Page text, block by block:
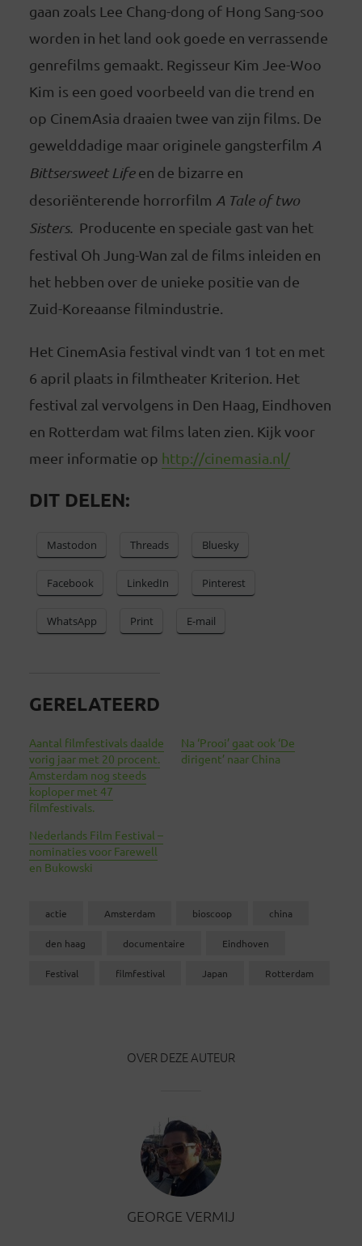
gaan zoals Lee Chang-dong of Hong Sang-soo
worden in het land ook goede en verrassende
genrefilms gemaakt. Regisseur Kim Jee-Woo
Kim is een goed voorbeeld van die trend en
op CinemAsia draaien twee van zijn films. De
gewelddadige maar originele gangsterfilm A
Bittsersweet Lifeen de bizarre en
desoriënterende horrorfilm A Tale of two
Sisters. Producente en speciale gast van het
festival Oh Jung-Wan zal de films inleiden en
het hebben over de unieke positie van de
Zuid-Koreaanse filmindustrie.
Het CinemAsia festival vindt van 1 tot en met
6 april plaats in filmtheater Kriterion. Het
festival zal vervolgens in Den Haag, Eindhoven
en Rotterdam wat films laten zien. Kijk voor
meer informatie op http://cinemasia.nl/
DIT DELEN:
Mastodon Threads Bluesky
Facebook LinkedIn Pinterest
WhatsApp Print E-mail
GERELATEERD
Aantal filmfestivals daalde
vorig jaar met 20 procent.
Amsterdam nog steeds
koploper met 47
filmfestivals.
Na ‘Prooi’ gaat ook ‘De
dirigent’ naar China
Nederlands Film Festival –
nominaties voor Farewell
en Bukowski
actie Amsterdam bioscoop china
den haag documentaire Eindhoven
Festival filmfestival Japan Rotterdam
OVER DEZE AUTEUR
GEORGE VERMIJ